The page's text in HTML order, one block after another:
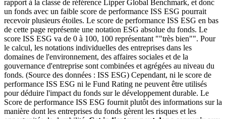
rapport à la classe de référence Lipper Global Benchmark, et donc
un fonds avec un faible score de performance ISS ESG pourrait
recevoir plusieurs étoiles. Le score de performance ISS ESG en bas
de cette page représente une notation ESG absolue du fonds. Le
score ISS ESG va de 0 à 100, 100 représentant ""très bien"". Pour
le calcul, les notations individuelles des entreprises dans les
domaines de l'environnement, des affaires sociales et de la
gouvernance d'entreprise sont combinées et agrégées au niveau du
fonds. (Source des données : ISS ESG) Cependant, ni le score de
performance ISS ESG ni le Fund Rating ne peuvent être utilisés
pour déduire l'impact du fonds sur le développement durable. Le
Score de performance ISS ESG fournit plutôt des informations sur la
manière dont les entreprises du fonds gèrent les risques et les